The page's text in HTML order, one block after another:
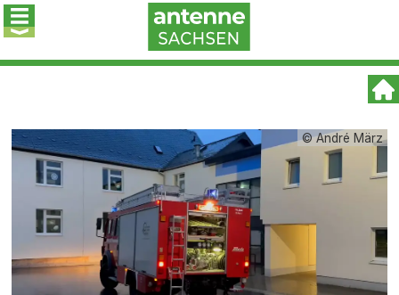
© André März